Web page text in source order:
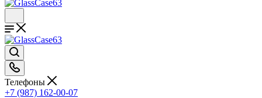
Телефоны
+7 (987) 162-00-07